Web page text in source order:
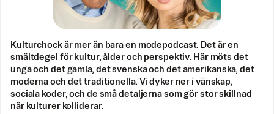
Kulturchock är mer än bara en modepodcast. Det är en
smältdegel för kultur, ålder och perspektiv. Här möts det
unga och det gamla, det svenska och det amerikanska, det
moderna och det traditionella. Vi dyker ner i vänskap,
sociala koder, och de små detaljerna som gör stor skillnad
när kulturer kolliderar.